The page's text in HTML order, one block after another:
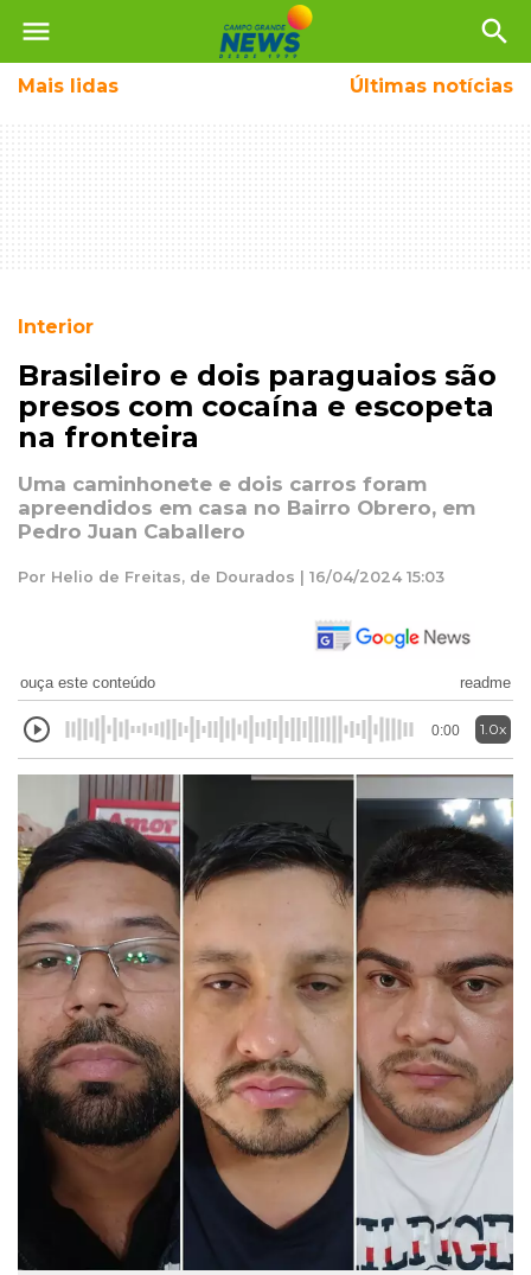
menu search
Mais lidas Últimas notícias
Interior
Brasileiro e dois paraguaios são
presos com cocaína e escopeta
na fronteira
Uma caminhonete e dois carros foram
apreendidos em casa no Bairro Obrero, em
Pedro Juan Caballero
Por Helio de Freitas, de Dourados | 16/04/2024 15:03
ouça este conteúdo readme
0:00 1.0x